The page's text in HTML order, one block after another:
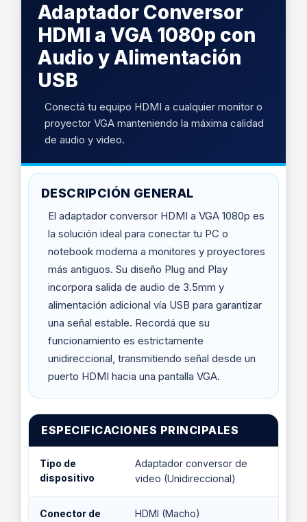
Adaptador Conversor
HDMI a VGA 1080p con
Audio y Alimentación
USB
Conectá tu equipo HDMI a cualquier monitor o
proyector VGA manteniendo la máxima calidad
de audio y video.
DESCRIPCIÓN GENERAL
El adaptador conversor HDMI a VGA 1080p es
la solución ideal para conectar tu PC o
notebook moderna a monitores y proyectores
más antiguos. Su diseño Plug and Play
incorpora salida de audio de 3.5mm y
alimentación adicional vía USB para garantizar
una señal estable. Recordá que su
funcionamiento es estrictamente
unidireccional, transmitiendo señal desde un
puerto HDMI hacia una pantalla VGA.
ESPECIFICACIONES PRINCIPALES
Tipo de
dispositivo
Adaptador conversor de
video (Unidireccional)
Conector de
HDMI (Macho)